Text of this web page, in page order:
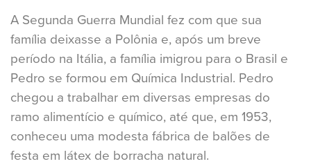
A Segunda Guerra Mundial fez com que sua
família deixasse a Polônia e, após um breve
período na Itália, a família imigrou para o Brasil e
Pedro se formou em Química Industrial. Pedro
chegou a trabalhar em diversas empresas do
ramo alimentício e químico, até que, em 1953,
conheceu uma modesta fábrica de balões de
festa em látex de borracha natural.